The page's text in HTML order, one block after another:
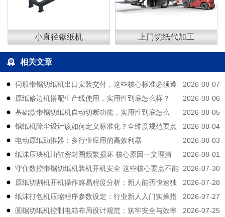
小直径锯纸机 上门切纸代加工
相关文章
2026-08-07
伺服带锯切纸机出口安装交付，这些核心标准必须遵
守
2026-08-06
原纸修边机搭配生产线使用，实用性到底怎么样？
2026-08-05
基础款带锯切纸机自动切断功能，实用性到底怎么
样？
2026-08-04
锯纸机除尘设计该如何定义标准化？全维度规范要点
拆解
2026-08-03
电动原纸助推器：多行业应用的高效利器
2026-08-01
纸沫压块机油缸密封圈频繁损坏 核心原因一文理清
2026-07-30
守住数控带锯切纸机装机开机安全 这些核心要点不能
大意
2026-07-28
原纸切割机开机操作难易程度分析：新人能否快速独
立上手？
2026-07-27
纸沫打包机压缩程序参数设定：行业新人入门实操指
南
2026-07-25
圆锯切纸机控制电箱布局设计规范：筑牢安全与效率